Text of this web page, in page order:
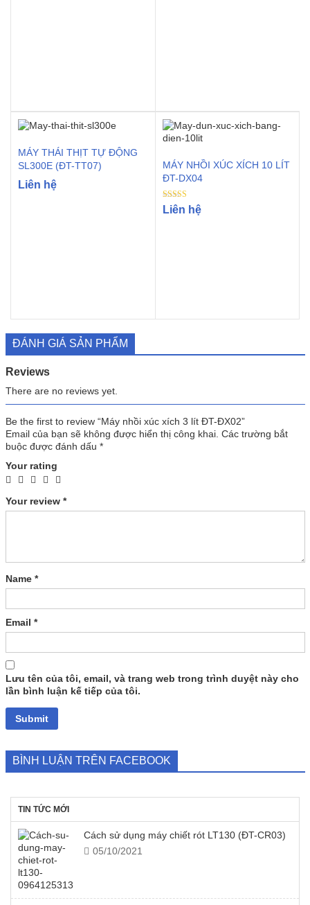
MÁY THÁI THỊT TỰ ĐỘNG
SL300E (ĐT-TT07)
Liên hệ
MÁY NHỒI XÚC XÍCH 10 LÍT
ĐT-DX04
Rated
5.00
Liên hệ
ĐÁNH GIÁ SẢN PHẨM
Reviews
There are no reviews yet.
Be the first to review “Máy nhồi xúc xích 3 lít ĐT-ĐX02”
Email của bạn sẽ không được hiển thị công khai. Các trường bắt
buộc được đánh dấu *
Your rating
Your review *
Name *
Email *
Lưu tên của tôi, email, và trang web trong trình duyệt này cho
lần bình luận kế tiếp của tôi.
BÌNH LUẬN TRÊN FACEBOOK
TIN TỨC MỚI
Cách sử dụng máy chiết rót LT130 (ĐT-CR03)
05/10/2021